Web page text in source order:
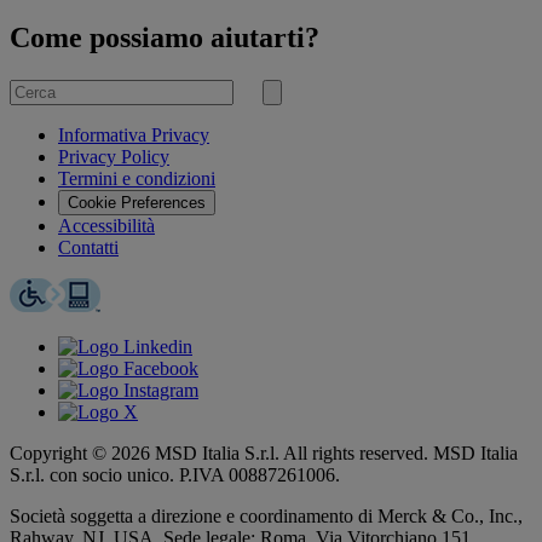
Come possiamo aiutarti?
Cerca
per
Invia
Informativa Privacy
Privacy Policy
Termini e condizioni
Cookie Preferences
Accessibilità
Contatti
Copyright © 2026 MSD Italia S.r.l. All rights reserved. MSD Italia
S.r.l. con socio unico. P.IVA 00887261006.
Società soggetta a direzione e coordinamento di Merck & Co., Inc.,